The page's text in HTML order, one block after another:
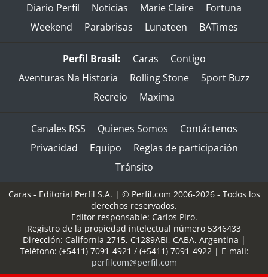
Diario Perfil Noticias Marie Claire
Fortuna
Weekend
Parabrisas Lunateen BATimes
Perfil Brasil: Caras
Contigo
Aventuras Na Historia
Rolling Stone
Sport Buzz
Recreio
Maxima
Canales RSS Quienes Somos
Contáctenos
Privacidad
Equipo
Reglas de participación
Tránsito
Caras - Editorial Perfil S.A. | © Perfil.com 2006-2026 - Todos los
derechos reservados.
Editor responsable: Carlos Piro.
Registro de la propiedad intelectual número 5346433
Dirección: California 2715, C1289ABI, CABA, Argentina |
Teléfono: (+5411) 7091-4921 / (+5411) 7091-4922 | E-mail:
perfilcom@perfil.com